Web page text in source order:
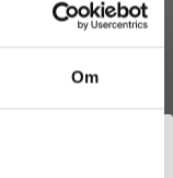
Om
kr